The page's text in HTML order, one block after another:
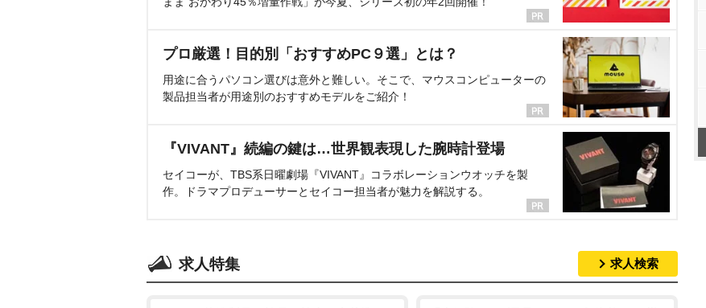
プロ厳選！目的別「おすすめPC９選」とは？
用途に合うパソコン選びは意外と難しい。そこで、マウスコンピューターの
製品担当者が用途別のおすすめモデルをご紹介！
『VIVANT』続編の鍵は…世界観表現した腕時計登場
セイコーが、TBS系日曜劇場『VIVANT』コラボレーションウオッチを製
作。ドラマプロデューサーとセイコー担当者が魅力を解説する。
求人特集 求人検索